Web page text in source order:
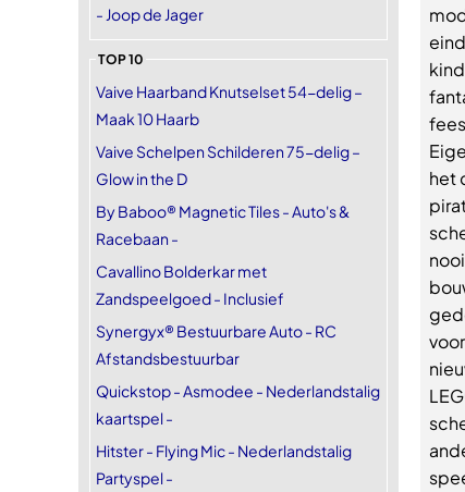
- Joop de Jager
TOP 10
Vaive Haarband Knutselset 54-delig –
Maak 10 Haarb
Vaive Schelpen Schilderen 75-delig –
Glow in the D
By Baboo® Magnetic Tiles - Auto's &
Racebaan -
Cavallino Bolderkar met
Zandspeelgoed - Inclusief
Synergyx® Bestuurbare Auto - RC
Afstandsbestuurbar
Quickstop - Asmodee - Nederlandstalig
kaartspel -
Hitster - Flying Mic - Nederlandstalig
Partyspel -
het